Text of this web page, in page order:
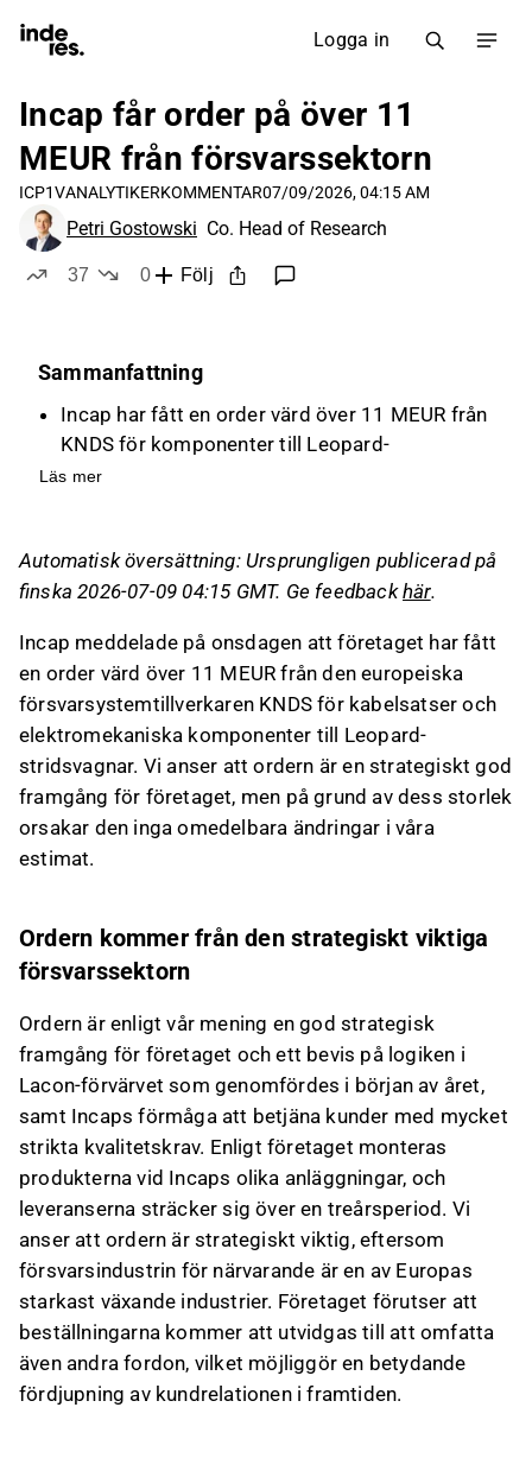
Logga in
Incap får order på över 11
MEUR från försvarssektorn
ICP1VANALYTIKERKOMMENTAR07/09/2026, 04:15 AM
Petri Gostowski Co. Head of Research
37
0
Följ
Sammanfattning
Incap har fått en order värd över 11 MEUR från
KNDS för komponenter till Leopard-
stridsvagnar, vilket ses som en strategisk
stärka Incaps relation med försvarsindustrin,
en av Europas snabbast växande sektorer.
Trots orderns strategiska betydelse, utgör
dess årliga värde endast drygt en procent av
Incaps estimerade omsättning, vilket inte
påverkar nuvarande estimat.
Detta innehåll är skapat av AI. Du kan lämna feedback
om det på Inderesforum.
Läs mer
Automatisk översättning: Ursprungligen publicerad på
finska 2026-07-09 04:15 GMT. Ge feedbackhär.
Incap meddelade på onsdagen att företaget har fått
en order värd över 11 MEUR från den europeiska
försvarsystemtillverkaren KNDS för kabelsatser och
elektromekaniska komponenter till Leopard-
stridsvagnar. Vi anser att ordern är en strategiskt god
framgång för företaget, men på grund av dess storlek
orsakar den inga omedelbara ändringar i våra
estimat.
Ordern kommer från den strategiskt viktiga
försvarssektorn
Ordern är enligt vår mening en god strategisk
framgång för företaget och ett bevis på logiken i
Lacon-förvärvet som genomfördes i början av året,
samt Incaps förmåga att betjäna kunder med mycket
strikta kvalitetskrav. Enligt företaget monteras
produkterna vid Incaps olika anläggningar, och
leveranserna sträcker sig över en treårsperiod. Vi
anser att ordern är strategiskt viktig, eftersom
försvarsindustrin för närvarande är en av Europas
starkast växande industrier. Företaget förutser att
beställningarna kommer att utvidgas till att omfatta
även andra fordon, vilket möjliggör en betydande
fördjupning av kundrelationen i framtiden.